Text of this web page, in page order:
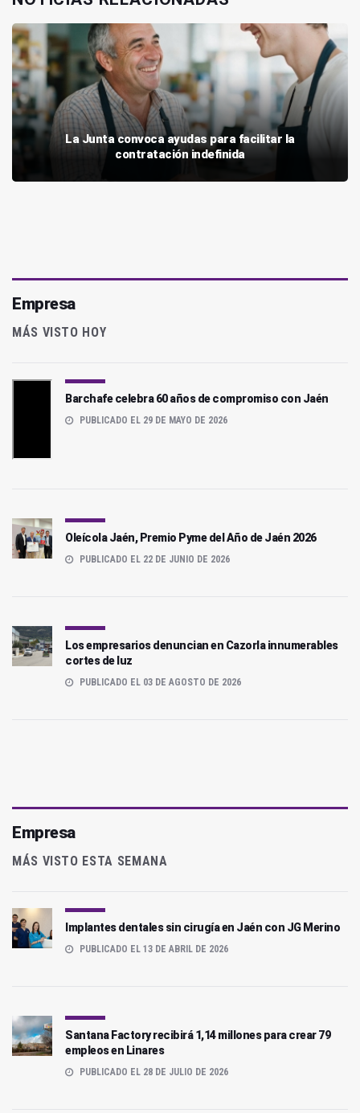
La Junta convoca ayudas para facilitar la
contratación indefinida
Empresa
MÁS VISTO HOY
Barchafe celebra 60 años de compromiso con Jaén
PUBLICADO EL 29 DE MAYO DE 2026
Oleícola Jaén, Premio Pyme del Año de Jaén 2026
PUBLICADO EL 22 DE JUNIO DE 2026
Los empresarios denuncian en Cazorla innumerables
cortes de luz
PUBLICADO EL 03 DE AGOSTO DE 2026
Empresa
MÁS VISTO ESTA SEMANA
Implantes dentales sin cirugía en Jaén con JG Merino
PUBLICADO EL 13 DE ABRIL DE 2026
Santana Factory recibirá 1,14 millones para crear 79
empleos en Linares
PUBLICADO EL 28 DE JULIO DE 2026